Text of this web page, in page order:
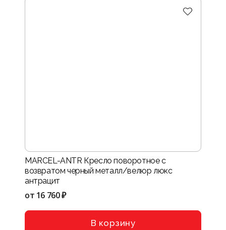
MARCEL-ANTR Кресло поворотное с
возвратом черный металл/велюр люкс
антрацит
от 16 760 ₽
В корзину